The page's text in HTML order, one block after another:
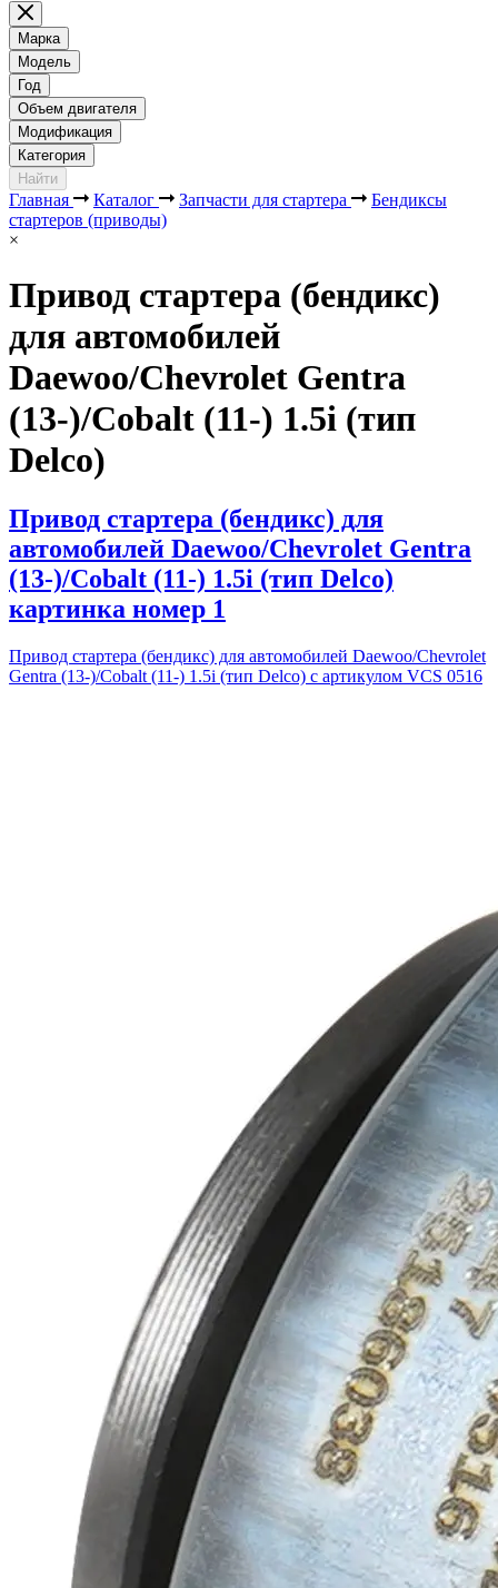
Марка
Модель
Год
Объем двигателя
Модификация
Категория
Найти
Главная Каталог Запчасти для стартера
Бендиксы
стартеров (приводы)
×
Привод стартера (бендикс)
для автомобилей
Daewoo/Chevrolet Gentra
(13-)/Cobalt (11-) 1.5i (тип
Delco)
Привод стартера (бендикс) для
автомобилей Daewoo/Chevrolet Gentra
(13-)/Cobalt (11-) 1.5i (тип Delco)
картинка номер 1
Привод стартера (бендикс) для автомобилей Daewoo/Chevrolet
Gentra (13-)/Cobalt (11-) 1.5i (тип Delco) с артикулом VCS 0516